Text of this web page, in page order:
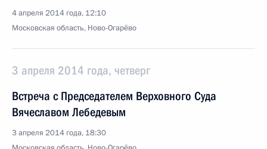
4 апреля 2014 года, 12:10
Московская область, Ново-Огарёво
3 апреля 2014 года, четверг
Встреча с Председателем Верховного Суда
Вячеславом Лебедевым
3 апреля 2014 года, 18:30